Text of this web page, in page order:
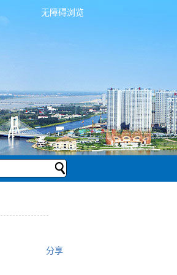
无障碍浏览
分享